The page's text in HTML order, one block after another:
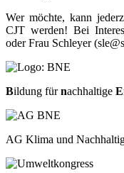
Wer möchte, kann
CJT werden! Bei
oder Frau Schleyer
Bildung fürnachhaltige E
Image
Bildunterschrift
AG Klima und
Image